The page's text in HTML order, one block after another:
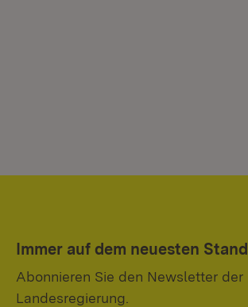
Immer auf dem neuesten Stand
Abonnieren Sie den Newsletter der
Landesregierung.